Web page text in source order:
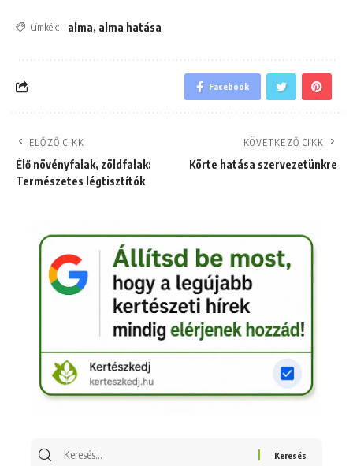
Címkék: alma, alma hatása
Facebook
ELŐZŐ CIKK
Élő növényfalak, zöldfalak:
Természetes légtisztítók
KÖVETKEZŐ CIKK
Körte hatása szervezetünkre
Keresés